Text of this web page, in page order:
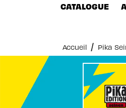
CATALOGUE
Accueil / Pika